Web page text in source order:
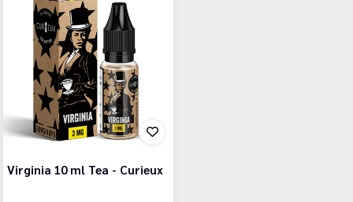
Virginia 10 ml Tea - Curieux